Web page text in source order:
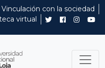
Vinculación con la sociedad
virtual